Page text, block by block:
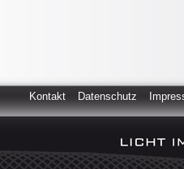
Kontakt Datenschutz